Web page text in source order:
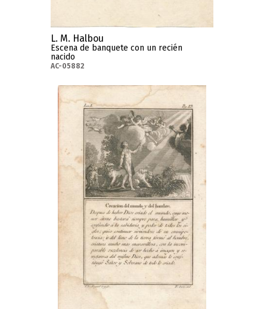
L. M. Halbou
Escena de banquete con un recién
nacido
AC-05882